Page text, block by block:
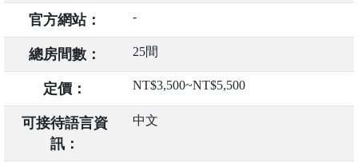
官方網站： -
總房間數： 25間
定價： NT$3,500~NT$5,500
可接待語言資
訊：
中文